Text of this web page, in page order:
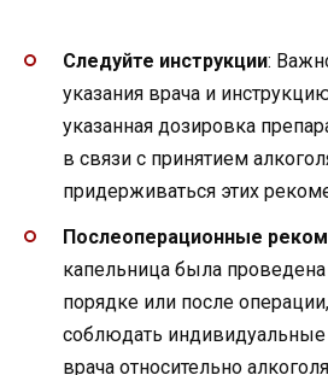
Следуйте инструкции:
указания врача и
указанная дозировка
в связи с принятием
придерживаться этих
Послеоперационные
капельница была
порядке или после
соблюдать
врача относительно